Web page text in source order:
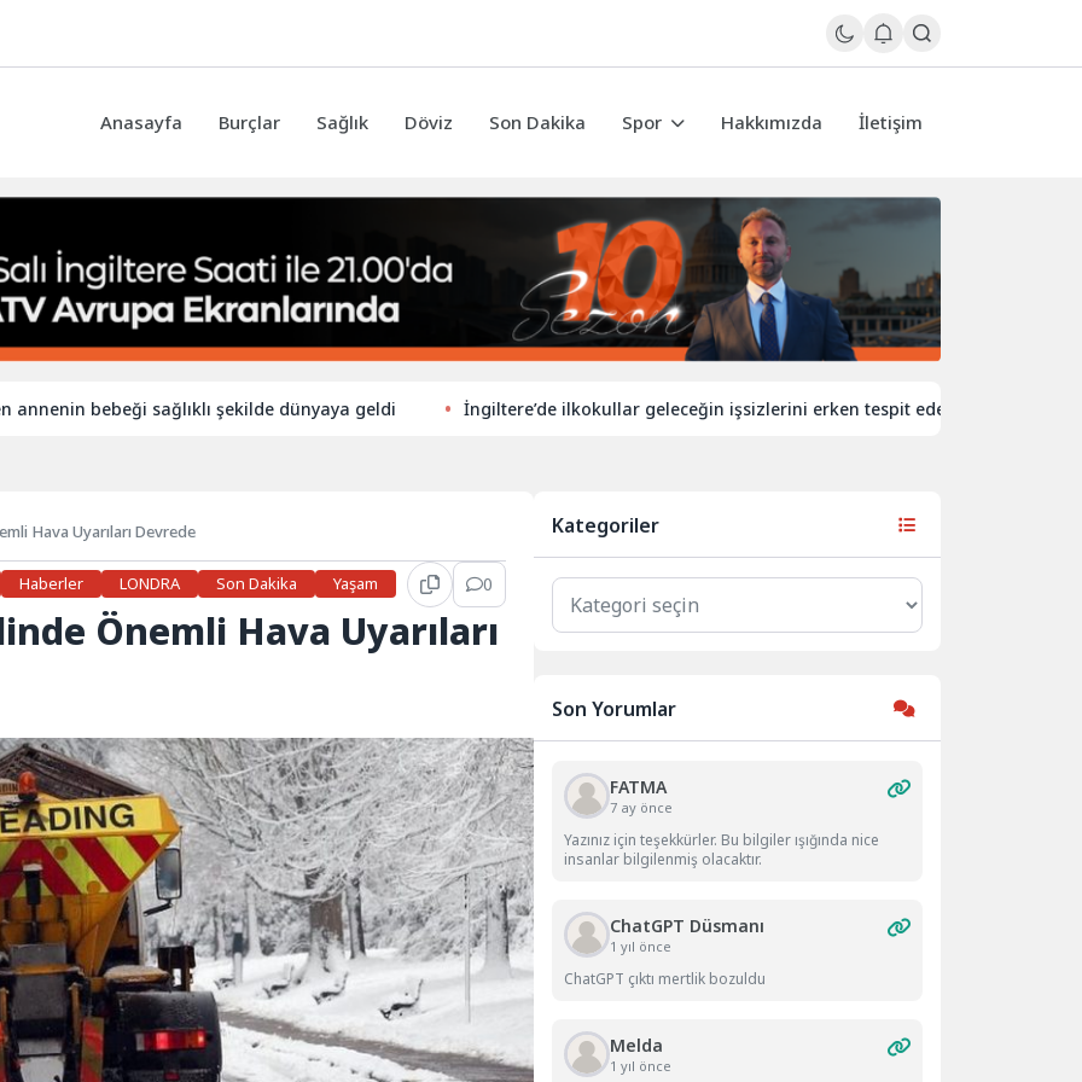
Anasayfa Burçlar Sağlık Döviz Son Dakika Spor Hakkımızda İletişim
bebeği sağlıklı şekilde dünyaya geldi İngiltere’de ilkokullar geleceğin işsizlerini erken tespit edecek
Hava Uyarıları Devrede
Haberler LONDRA Son Dakika Yaşam 0
Önemli Hava Uyarıları
Kategoriler
Kategoriler
Son Yorumlar
FATMA
7 ay önce
Yazınız için teşekkürler. Bu bilgiler ışığında nice
insanlar bilgilenmiş olacaktır.
ChatGPT Düsmanı
1 yıl önce
ChatGPT çıktı mertlik bozuldu
Melda
1 yıl önce